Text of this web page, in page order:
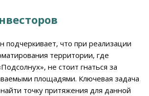
подчеркивает, что при реализации
территории, где
не стоит гнаться за
площадями. Ключевая задача
точку притяжения для данной